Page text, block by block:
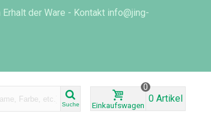
der Ware - Kontakt info@jing-
Suche Einkaufswagen
0
0 Artikel